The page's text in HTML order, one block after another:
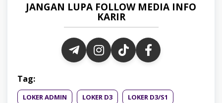
JANGAN LUPA FOLLOW MEDIA INFO
KARIR
Tag:
LOKER ADMIN LOKER D3 LOKER D3/S1